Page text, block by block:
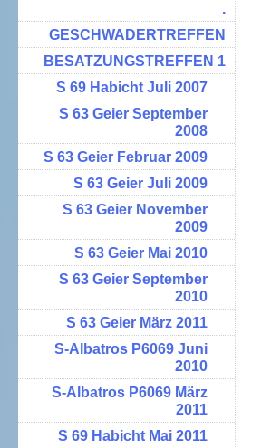
.
GESCHWADERTREFFEN
BESATZUNGSTREFFEN 1
S 69 Habicht Juli 2007
S 63 Geier September
2008
S 63 Geier Februar 2009
S 63 Geier Juli 2009
S 63 Geier November
2009
S 63 Geier Mai 2010
S 63 Geier September
2010
S 63 Geier März 2011
S-Albatros P6069 Juni
2010
S-Albatros P6069 März
2011
S 69 Habicht Mai 2011